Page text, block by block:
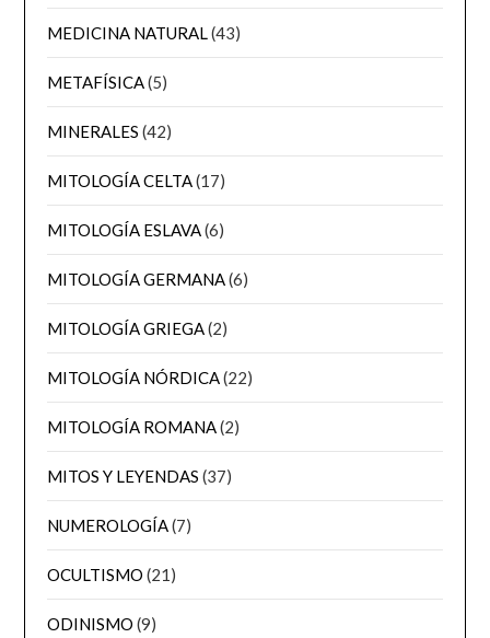
MEDICINA NATURAL(43)
METAFÍSICA(5)
MINERALES (42)
MITOLOGÍA CELTA(17)
MITOLOGÍA ESLAVA(6)
MITOLOGÍA GERMANA(6)
MITOLOGÍA GRIEGA(2)
MITOLOGÍA NÓRDICA(22)
MITOLOGÍA ROMANA(2)
MITOS Y LEYENDAS (37)
NUMEROLOGÍA(7)
OCULTISMO (21)
ODINISMO (9)